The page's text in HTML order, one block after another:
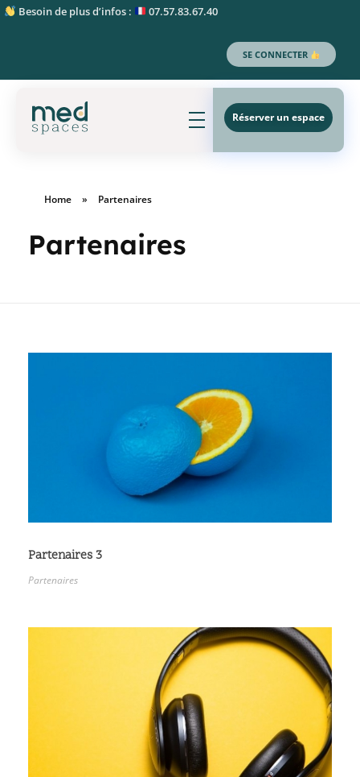
Besoin de plus d’infos : 07.57.83.67.40
SE CONNECTER
Réserver un espace
Home » Partenaires
Partenaires
Partenaires 3
Partenaires